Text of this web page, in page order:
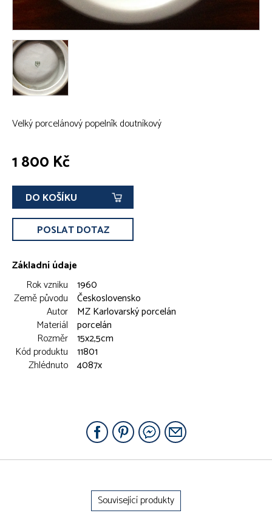
Velký porcelánový popelnîk doutníkový
1 800 Kč
DO KOŠÍKU
POSLAT DOTAZ
Základní údaje
Rok vzniku 1960
Země původu Československo
Autor MZ Karlovarský porcelán
Materiál porcelán
Rozměr 15x2,5cm
Kód produktu 11801
Zhlédnuto 4087x
Související produkty